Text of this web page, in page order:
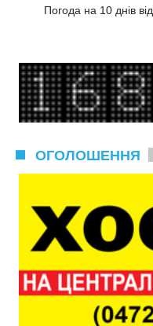
Погода на 10 днів від
ОГОЛОШЕННЯ